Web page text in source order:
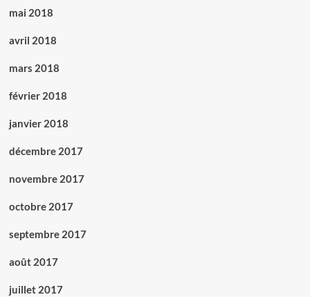
mai 2018
avril 2018
mars 2018
février 2018
janvier 2018
décembre 2017
novembre 2017
octobre 2017
septembre 2017
août 2017
juillet 2017